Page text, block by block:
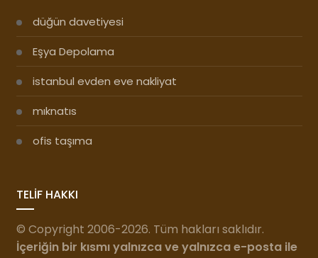
düğün davetiyesi
Eşya Depolama
istanbul evden eve nakliyat
mıknatıs
ofis taşıma
TELİF HAKKI
© Copyright 2006-2026. Tüm hakları saklıdır.
İçeriğin bir kısmı yalnızca ve yalnızca e-posta ile